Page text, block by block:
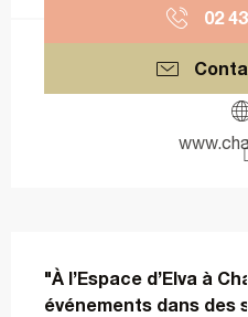
02
"À l’Espace d’Elva à
événements dans des